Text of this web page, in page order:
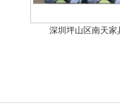
深圳坪山区南天家